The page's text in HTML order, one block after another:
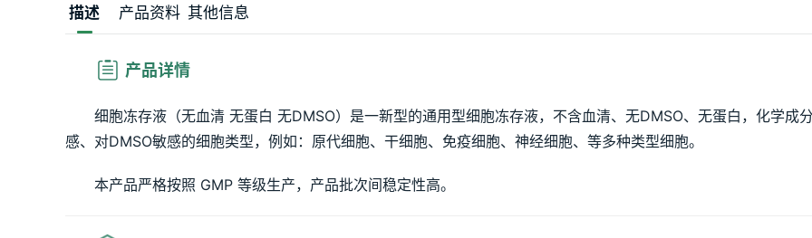
描述 产品资料 其他信息
产品详情
细胞冻存液（无血清 无蛋白 无DMSO）是一新型的通用型细胞冻存液，不含血清、无DMSO、无蛋白，化学成
感、对DMSO敏感的细胞类型，例如：原代细胞、干细胞、免疫细胞、神经细胞、等多种类型细胞。
本产品严格按照 GMP 等级生产，产品批次间稳定性高。